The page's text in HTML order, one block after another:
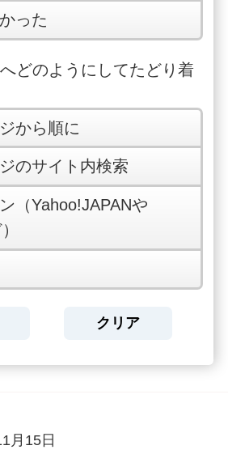
った
どのようにしてたどり着
から順に
のサイト内検索
（Yahoo!JAPANや
月15日